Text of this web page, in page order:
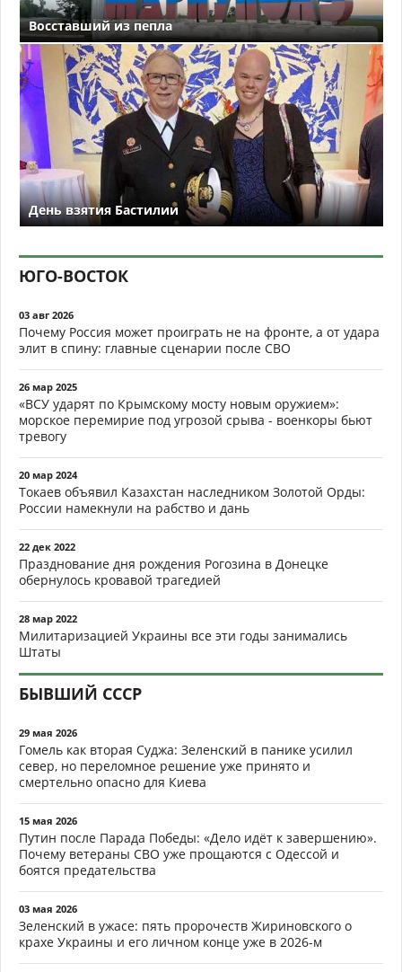
Восставший из пепла
День взятия Бастилии
ЮГО-ВОСТОК
03 авг 2026
Почему Россия может проиграть не на фронте, а от удара
элит в спину: главные сценарии после СВО
26 мар 2025
«ВСУ ударят по Крымскому мосту новым оружием»:
морское перемирие под угрозой срыва - военкоры бьют
тревогу
20 мар 2024
Токаев объявил Казахстан наследником Золотой Орды:
России намекнули на рабство и дань
22 дек 2022
Празднование дня рождения Рогозина в Донецке
обернулось кровавой трагедией
28 мар 2022
Милитаризацией Украины все эти годы занимались
Штаты
БЫВШИЙ СССР
29 мая 2026
Гомель как вторая Суджа: Зеленский в панике усилил
север, но переломное решение уже принято и
смертельно опасно для Киева
15 мая 2026
Путин после Парада Победы: «Дело идёт к завершению».
Почему ветераны СВО уже прощаются с Одессой и
боятся предательства
03 мая 2026
Зеленский в ужасе: пять пророчеств Жириновского о
крахе Украины и его личном конце уже в 2026-м